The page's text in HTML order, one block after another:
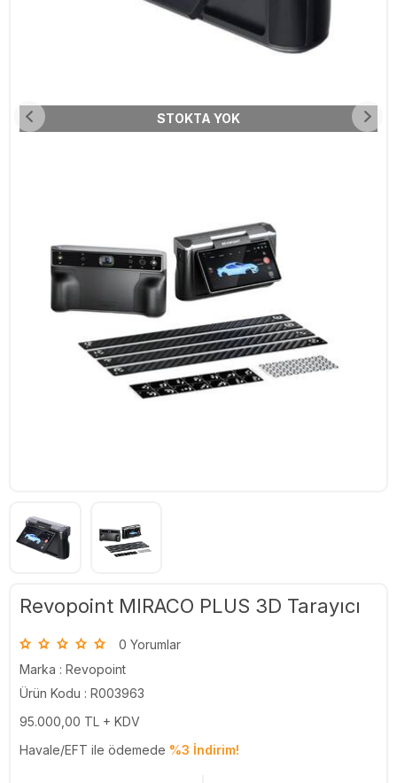
STOKTA YOK
Revopoint MIRACO PLUS 3D Tarayıcı
0 Yorumlar
Marka : Revopoint
Ürün Kodu : R003963
95.000,00 TL + KDV
Havale/EFT ile ödemede %3 İndirim!